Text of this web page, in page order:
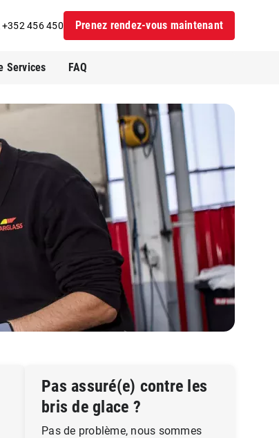
+352 456 450 Prenez rendez-vous maintenant
Services FAQ
Pas assuré(e) contre les
bris de glace ?
Pas de problème, nous sommes